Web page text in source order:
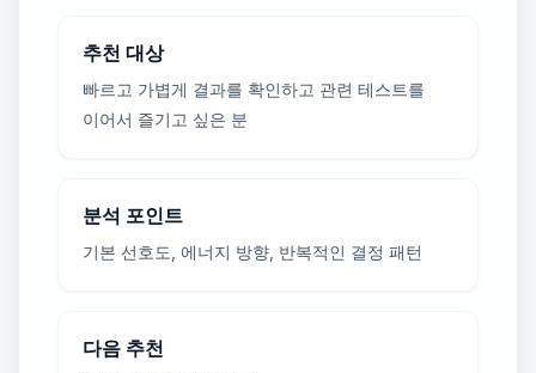
추천 대상
빠르고 가볍게 결과를 확인하고 관련 테스트를
이어서 즐기고 싶은 분
분석 포인트
기본 선호도, 에너지 방향, 반복적인 결정 패턴
다음 추천